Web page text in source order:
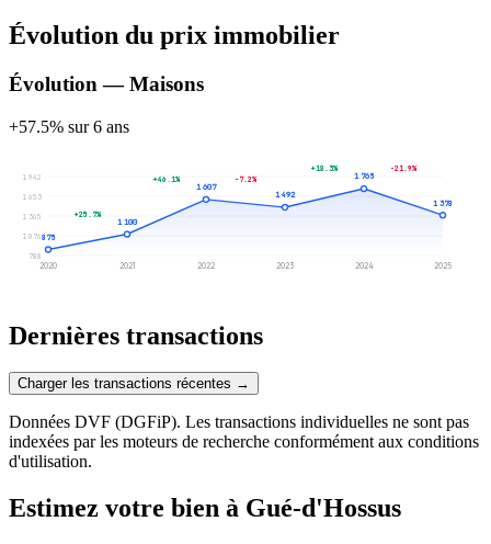
Évolution du prix immobilier
Évolution — Maisons
+57.5% sur 6 ans
788
1 076
1 365
1 653
1 942
875
2020
1 100
2021
1 607
2022
1 492
2023
1 765
2024
1 378
2025
+25.7%
+46.1% -7.2%
+18.3% -21.9%
Dernières transactions
Charger les transactions récentes →
Données DVF (DGFiP). Les transactions individuelles ne sont pas
indexées par les moteurs de recherche conformément aux conditions
d'utilisation.
Estimez votre bien à Gué-d'Hossus